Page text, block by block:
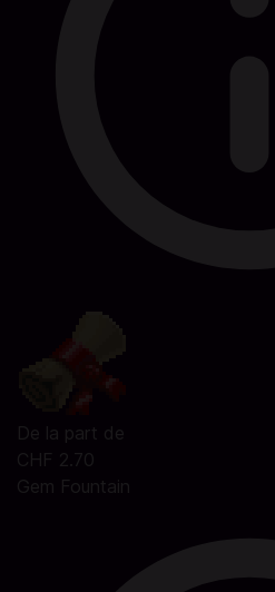
De la part de
CHF 2.70
Gem Fountain